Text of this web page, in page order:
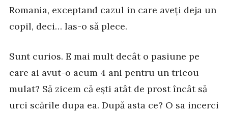
Romania, exceptand cazul in care aveți deja un
copil, deci… las-o să plece.
Sunt curios. E mai mult decât o pasiune pe
care ai avut-o acum 4 ani pentru un tricou
mulat? Să zicem că ești atât de prost încât să
urci scările dupa ea. După asta ce? O sa incerci